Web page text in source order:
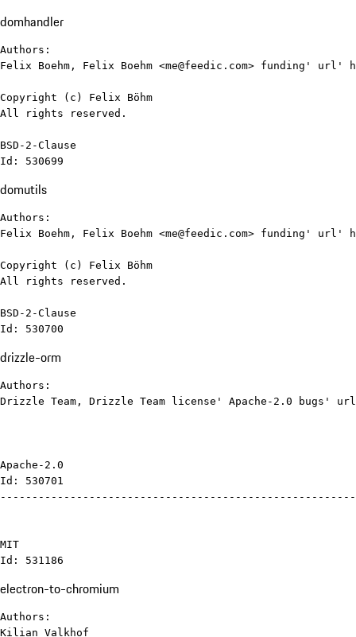
domhandler
Authors:
Felix Boehm, Felix Boehm <me@feedic.com> funding' url'
Copyright (c) Felix Böhm
All rights reserved.
BSD-2-Clause
Id: 530699
domutils
Authors:
Felix Boehm, Felix Boehm <me@feedic.com> funding' url'
Copyright (c) Felix Böhm
All rights reserved.
BSD-2-Clause
Id: 530700
drizzle-orm
Authors:
Drizzle Team, Drizzle Team license' Apache-2.0 bugs'
Apache-2.0
Id: 530701
MIT
Id: 531186
electron-to-chromium
Authors:
Kilian Valkhof